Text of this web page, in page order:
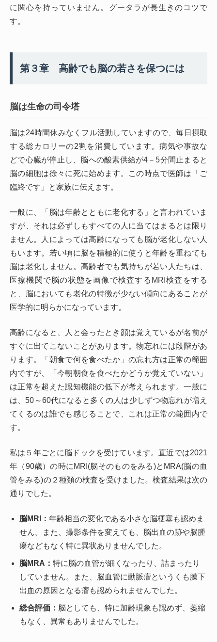
に関心を持っていません。グータラが長生きのコツで
す。
第３章 高齢でも脳の若さを保つには
脳は生命の司令塔
脳は24時間休みなくフル活動していますので、毎日摂取
する総カロリーの2割を消費しています。病気や事故な
どで心臓が停止し、脳への酸素供給が4－5分間止まると
脳の細胞は徐々に死に始めます。この時点で医師は「ご
臨終です」と家族に伝えます。
一般に、「脳は年齢とともに老化する」と言われていま
すが、それは必ずしもすべての人に当てはまるとは限り
ません。人によっては高齢になっても脳が老化しない人
もいます。若い頃に脳を積極的に使うと年齢を重ねても
脳は老化しません。高齢者でも気持ちが若い人たちは、
医療機関で脳の状態を画像で検査するMRI検査をする
と、脳においても老化の特徴が少ない傾向にあることが
医学的に明らかになっています。
高齢になると、人と会ったとき顔は覚えているが名前が
すぐに出てこないことがあります。物忘れには段階があ
ります。「朝食で何を食べたか」の忘れ方は正常の範囲
内ですが、「今朝朝食を食べたかどうか覚えていない」
は正常を超えた認知機能の低下が考えられます。一般に
は、50～60代になると多くの人は少しずつ物忘れが増え
てくるのは誰でも感じることで、これは正常の範囲内で
す。
私は５年ごとに脳ドックを受けています。直近では2021
年（90歳）の時にMRI(脳そのものをみる)とMRA(脳の血
管をみる)の２種類の検査を受けました。検査結果は次の
通りでした。
脳MRI： 年齢相当の変化である小さな脳梗塞も認めま
せん。また、撮影条件を変えても、脳出血の跡や脳腫
瘍などもなく特に異状ありませんでした。
脳MRA： 特に脳の血管が細くなったり、詰まったり
していません。また、脳血管に動脈瘤というくも膜下
出血の原因となる瘤も認められませんでした。
総合評価： 脳としても、特に加齢現象も認めず、萎縮
もなく、異常もありませんでした。